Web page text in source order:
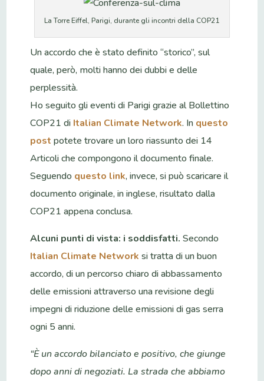
La Torre Eiffel, Parigi, durante gli incontri della COP21
Un accordo che è stato definito “storico”, sul
quale, però, molti hanno dei dubbi e delle
perplessità.
Ho seguito gli eventi di Parigi grazie al Bollettino
COP21 di Italian Climate Network. In questo
post potete trovare un loro riassunto dei 14
Articoli che compongono il documento finale.
Seguendo questo link, invece, si può scaricare il
documento originale, in inglese, risultato dalla
COP21 appena conclusa.
Alcuni punti di vista: i soddisfatti. Secondo
Italian Climate Network si tratta di un buon
accordo, di un percorso chiaro di abbassamento
delle emissioni attraverso una revisione degli
impegni di riduzione delle emissioni di gas serra
ogni 5 anni.
“È un accordo bilanciato e positivo, che giunge
dopo anni di negoziati. La strada che abbiamo